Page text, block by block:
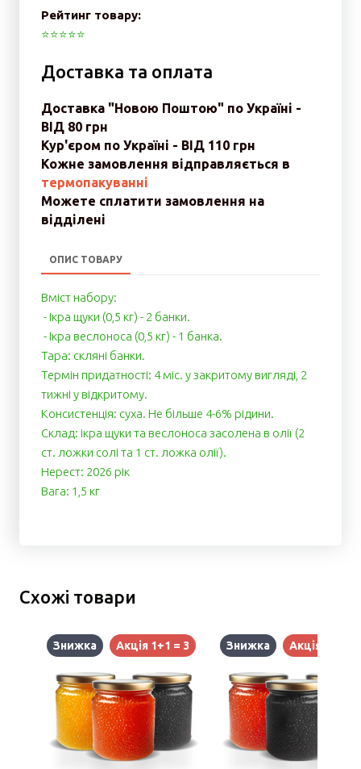
Рейтинг товару:
⭐️⭐️⭐️⭐️⭐️
Доставка та оплата
Доставка "Новою Поштою" по Україні -
ВІД 80 грн
Кур'єром по Україні - ВІД 110 грн
Кожне замовлення відправляється в
термопакуванні
Можете сплатити замовлення на
відділені
ОПИС ТОВАРУ
Вміст набору:
- Ікра щуки (0,5 кг) - 2 банки.
- Ікра веслоноса (0,5 кг) - 1 банка.
Тара: скляні банки.
Термін придатності: 4 міс. у закритому вигляді, 2
тижні у відкритому.
Консистенція: суха. Не більше 4-6% рідини.
Cклад: ікра щуки та веслоноса засолена в олії (2
ст. ложки солі та 1 ст. ложка олії).
Нерест: 2026 рік
Вага: 1,5 кг
Схожі товари
Знижка Акція 1+1 = 3 Знижка Акція 1+1 =